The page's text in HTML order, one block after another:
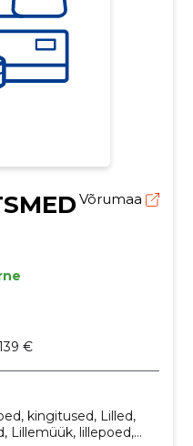
Võrumaa
€
kingitused, Lilled,
Lillemüük, lillepoed,